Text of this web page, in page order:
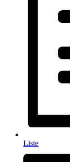
Liste